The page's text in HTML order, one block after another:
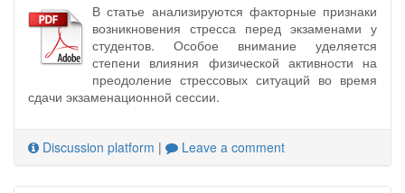
В статье анализируются факторные признаки
возникновения стресса перед экзаменами у
студентов. Особое внимание уделяется
степени влияния физической активности на
преодоление стрессовых ситуаций во время
сдачи экзаменационной сессии.
Discussion platform | Leave a comment